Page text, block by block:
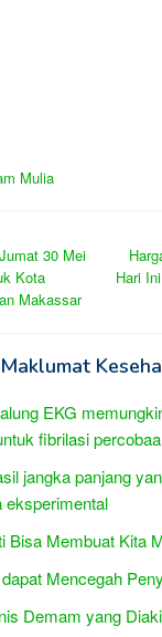
Mulia
30 Mei
Kota
Makassar
Hari
Maklumat
EKG
fibrilasi
jangka panjang
eksperimental
Bisa Membuat Kita
Mencegah
Demam yang